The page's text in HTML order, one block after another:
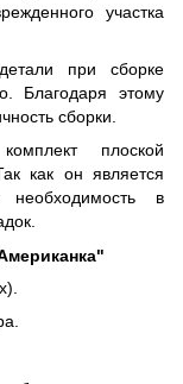
участка
при сборке
Благодаря этому
сборки.
плоской
как он является
необходимость в